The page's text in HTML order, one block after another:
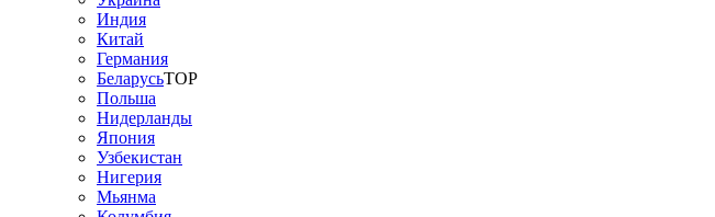
Индия
Китай
Германия
БеларусьTOP
Польша
Нидерланды
Япония
Узбекистан
Нигерия
Мьянма